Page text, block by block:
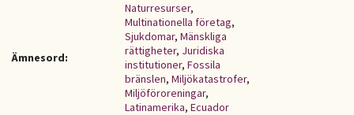
Ämnesord:
Naturresurser,
Multinationella företag,
Sjukdomar, Mänskliga
rättigheter, Juridiska
institutioner, Fossila
bränslen, Miljökatastrofer,
Miljöföroreningar,
Latinamerika, Ecuador